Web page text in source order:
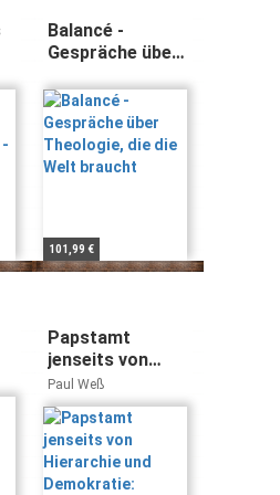
Balancé -
Gespräche über
die Welt braucht
101,99 €
Papstamt
jenseits von
Hierarchie und
Demokratie:
Ökumenische
Suche nach
einem
Paul Weß